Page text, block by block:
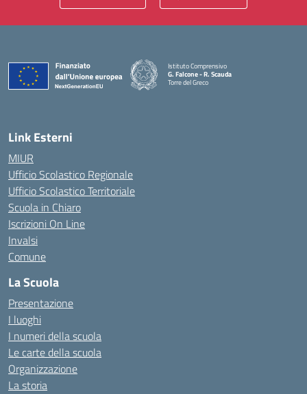
Istituto Comprensivo
G. Falcone - R. Scauda
Torre del Greco
Link Esterni
MIUR
Ufficio Scolastico Regionale
Ufficio Scolastico Territoriale
Scuola in Chiaro
Iscrizioni On Line
Invalsi
Comune
La Scuola
Presentazione
I luoghi
I numeri della scuola
Le carte della scuola
Organizzazione
La storia